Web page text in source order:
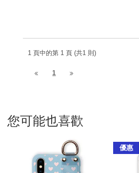
1 頁中的第 1 頁 (共1 則)
1
您可能也喜歡
優惠